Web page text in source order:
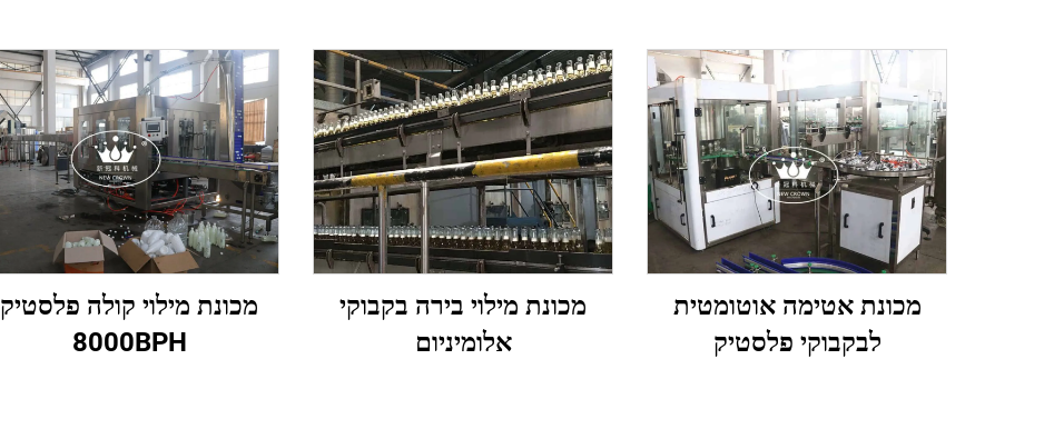
מכונת אטימה אוטומטית
לבקבוקי פלסטיק
מכונת מילוי בירה בקבוקי
אלומיניום
מכונת מילוי קולה פלסטיק
8000BPH